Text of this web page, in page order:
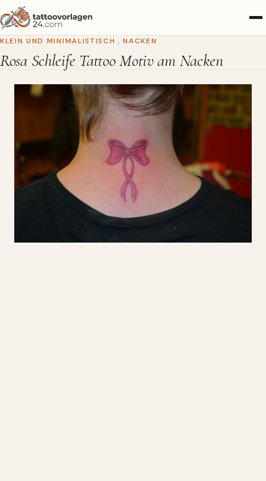
KLEIN UND MINIMALISTISCH , NACKEN
Rosa Schleife Tattoo Motiv am Nacken